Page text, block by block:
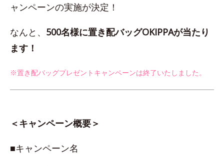
ャンペーンの実施が決定！
なんと、 500名様に置き配バッグOKIPPAが当たり
ます！
※置き配バッグプレゼントキャンペーンは終了いたしました。
＜キャンペーン概要＞
■キャンペーン名